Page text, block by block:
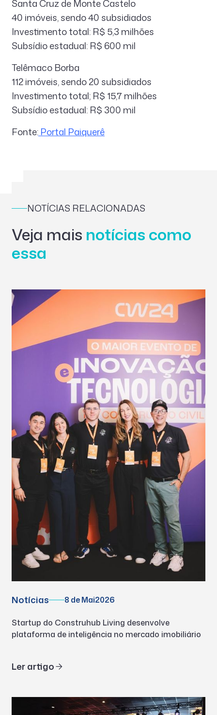
Santa Cruz de Monte Castelo
40 imóveis, sendo 40 subsidiados
Investimento total: R$ 5,3 milhões
Subsídio estadual: R$ 600 mil
Telêmaco Borba
112 imóveis, sendo 20 subsidiados
Investimento total; R$ 15,7 milhões
Subsídio estadual: R$ 300 mil
Fonte: Portal Paiquerê
NOTÍCIAS RELACIONADAS
Veja mais notícias como
essa
Notícias 8 de Mai2026
Startup do Construhub Living desenvolve
plataforma de inteligência no mercado imobiliário
Ler artigo